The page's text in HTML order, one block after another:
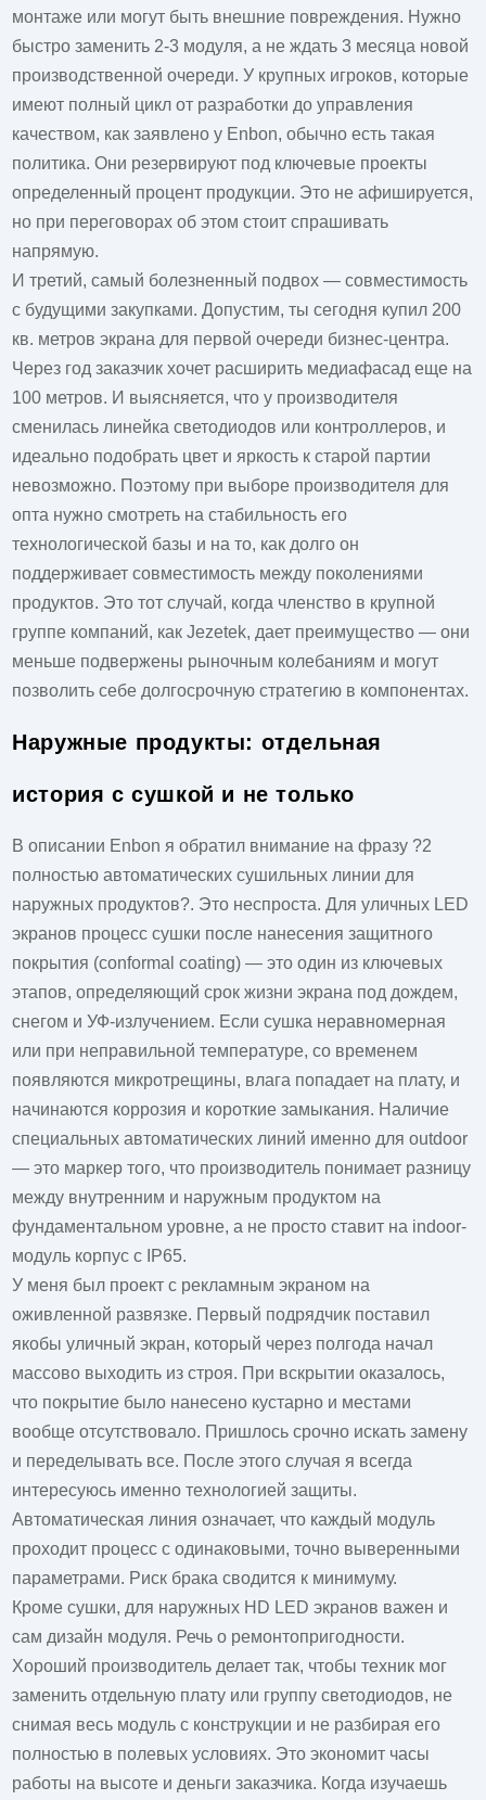
монтаже или могут быть внешние повреждения. Нужно
быстро заменить 2-3 модуля, а не ждать 3 месяца новой
производственной очереди. У крупных игроков, которые
имеют полный цикл от разработки до управления
качеством, как заявлено у Enbon, обычно есть такая
политика. Они резервируют под ключевые проекты
определенный процент продукции. Это не афишируется,
но при переговорах об этом стоит спрашивать
напрямую.
И третий, самый болезненный подвох — совместимость
с будущими закупками. Допустим, ты сегодня купил 200
кв. метров экрана для первой очереди бизнес-центра.
Через год заказчик хочет расширить медиафасад еще на
100 метров. И выясняется, что у производителя
сменилась линейка светодиодов или контроллеров, и
идеально подобрать цвет и яркость к старой партии
невозможно. Поэтому при выборе производителя для
опта нужно смотреть на стабильность его
технологической базы и на то, как долго он
поддерживает совместимость между поколениями
продуктов. Это тот случай, когда членство в крупной
группе компаний, как Jezetek, дает преимущество — они
меньше подвержены рыночным колебаниям и могут
позволить себе долгосрочную стратегию в компонентах.
Наружные продукты: отдельная
история с сушкой и не только
В описании Enbon я обратил внимание на фразу ?2
полностью автоматических сушильных линии для
наружных продуктов?. Это неспроста. Для уличных LED
экранов процесс сушки после нанесения защитного
покрытия (conformal coating) — это один из ключевых
этапов, определяющий срок жизни экрана под дождем,
снегом и УФ-излучением. Если сушка неравномерная
или при неправильной температуре, со временем
появляются микротрещины, влага попадает на плату, и
начинаются коррозия и короткие замыкания. Наличие
специальных автоматических линий именно для outdoor
— это маркер того, что производитель понимает разницу
между внутренним и наружным продуктом на
фундаментальном уровне, а не просто ставит на indoor-
модуль корпус с IP65.
У меня был проект с рекламным экраном на
оживленной развязке. Первый подрядчик поставил
якобы уличный экран, который через полгода начал
массово выходить из строя. При вскрытии оказалось,
что покрытие было нанесено кустарно и местами
вообще отсутствовало. Пришлось срочно искать замену
и переделывать все. После этого случая я всегда
интересуюсь именно технологией защиты.
Автоматическая линия означает, что каждый модуль
проходит процесс с одинаковыми, точно выверенными
параметрами. Риск брака сводится к минимуму.
Кроме сушки, для наружных HD LED экранов важен и
сам дизайн модуля. Речь о ремонтопригодности.
Хороший производитель делает так, чтобы техник мог
заменить отдельную плату или группу светодиодов, не
снимая весь модуль с конструкции и не разбирая его
полностью в полевых условиях. Это экономит часы
работы на высоте и деньги заказчика. Когда изучаешь